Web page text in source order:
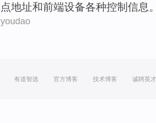
点地址和前端设备各种控制 信息
youdao
有道智选 官方博客 技术博客 诚聘英才